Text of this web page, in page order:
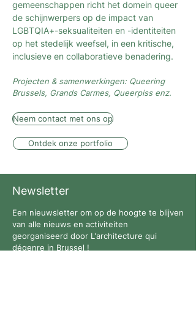
gemeenschappen richt het domein queer
de schijnwerpers op de impact van
LGBTQIA+-seksualiteiten en -identiteiten
op het stedelijk weefsel, in een kritische,
inclusieve en collaboratieve benadering.
Projecten & samenwerkingen: Queering
Brussels, Grands Carmes, Queerpiss enz.
Neem contact met ons op
Ontdek onze portfolio
Newsletter
Een nieuwsletter om op de hoogte te blijven
van alle nieuws en activiteiten
georganiseerd door L'architecture qui
dégenre in Brussel !